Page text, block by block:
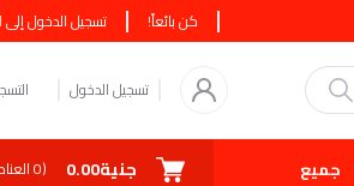
كن بائعاً! تسجيل الدخول إلى
تسجيل الدخول
جميع البائعين كوبونات صفقة اليوم جنية0.00 (
0